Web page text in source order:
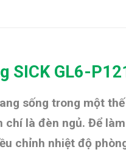
SICK GL6-
sống trong một
chí là đèn ngủ. Để
chỉnh nhiệt độ